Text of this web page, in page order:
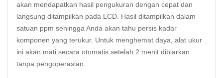
akan mendapatkan hasil pengukuran dengan cepat dan
langsung ditampilkan pada LCD. Hasil ditampilkan dalam
satuan ppm sehingga Anda akan tahu persis kadar
komponen yang terukur. Untuk menghemat daya, alat ukur
ini akan mati secara otomatis setelah 2 menit dibiarkan
tanpa pengoperasian.